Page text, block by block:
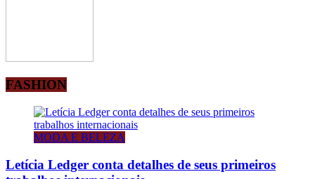
FASHION
MODA E BELEZA
Letícia Ledger conta detalhes de seus primeiros